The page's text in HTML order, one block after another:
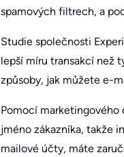
spamových filtrech, a
Studie společnosti
lepší míru transakcí než
způsoby, jak můžete e-
Pomocí marketingového
jméno zákazníka, takže
mailové účty, máte